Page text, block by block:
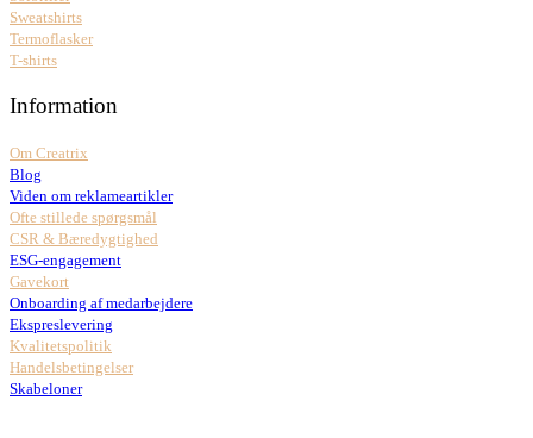
Sweatshirts
Termoflasker
T-shirts
Information
Om Creatrix
Blog
Viden om reklameartikler
Ofte stillede spørgsmål
CSR & Bæredygtighed
ESG-engagement
Gavekort
Onboarding af medarbejdere
Ekspreslevering
Kvalitetspolitik
Handelsbetingelser
Skabeloner